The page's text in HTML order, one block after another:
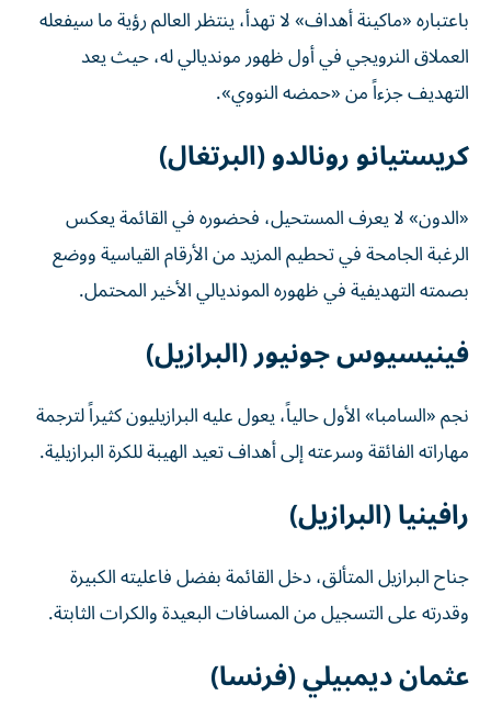
باعتباره «ماكينة أهداف» لا تهدأ، ينتظر العالم رؤية ما سيفعله
العملاق النرويجي في أول ظهور مونديالي له، حيث يعد
التهديف جزءاً من «حمضه النووي».
كريستيانو رونالدو (البرتغال)
«الدون» لا يعرف المستحيل، فحضوره في القائمة يعكس
الرغبة الجامحة في تحطيم المزيد من الأرقام القياسية ووضع
بصمته التهديفية في ظهوره المونديالي الأخير المحتمل.
فينيسيوس جونيور (البرازيل)
نجم «السامبا» الأول حالياً، يعول عليه البرازيليون كثيراً لترجمة
مهاراته الفائقة وسرعته إلى أهداف تعيد الهيبة للكرة البرازيلية.
رافينيا (البرازيل)
جناح البرازيل المتألق، دخل القائمة بفضل فاعليته الكبيرة
وقدرته على التسجيل من المسافات البعيدة والكرات الثابتة.
عثمان ديمبيلي (فرنسا)